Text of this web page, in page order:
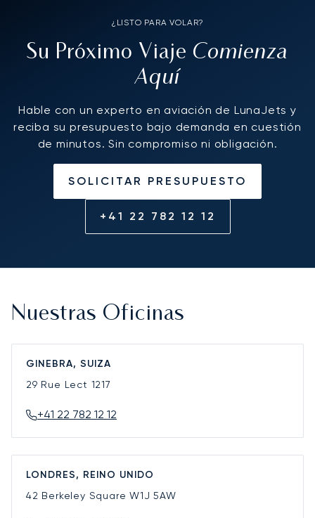
¿LISTO PARA VOLAR?
Su Próximo Viaje Comienza
Aquí
Hable con un experto en aviación de LunaJets y
reciba su presupuesto bajo demanda en cuestión
de minutos. Sin compromiso ni obligación.
SOLICITAR PRESUPUESTO
+41 22 782 12 12
Nuestras Oficinas
GINEBRA, SUIZA
29 Rue Lect 1217
+41 22 782 12 12
LONDRES, REINO UNIDO
42 Berkeley SquareW1J 5AW